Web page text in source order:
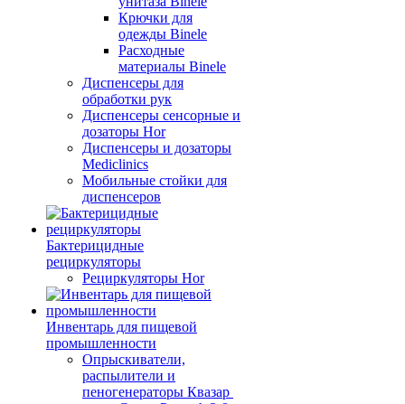
Крючки для
одежды Binele
Расходные
материалы Binele
Диспенсеры для
обработки рук
Диспенсеры сенсорные и
дозаторы Hor
Диспенсеры и дозаторы
Mediclinics
Мобильные стойки для
диспенсеров
Бактерицидные
рециркуляторы
Рециркуляторы Hor
Инвентарь для пищевой
промышленности
Опрыскиватели,
распылители и
пеногенераторы Квазар